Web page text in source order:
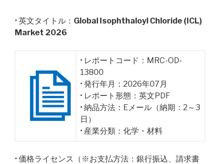
• 英文タイトル： Global Isophthaloyl Chloride (ICL)
Market 2026
• レポートコード：MRC-OD-
13800
• 発行年月：2026年07月
• レポート形態：英文PDF
• 納品方法：Eメール（納期：2～3
日）
• 産業分類：化学・材料
• 価格ライセンス（※お支払方法：銀行振込、請求書